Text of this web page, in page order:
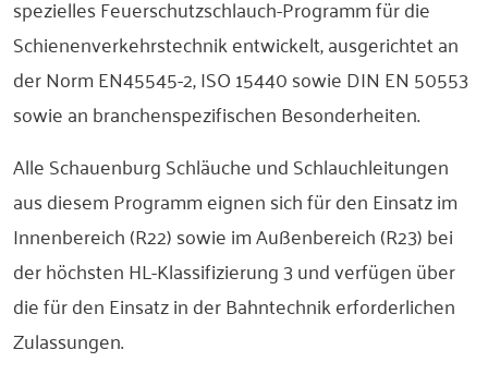
spezielles Feuerschutzschlauch-Programm für die
Schienenverkehrstechnik entwickelt, ausgerichtet an
der Norm EN45545-2, ISO 15440 sowie DIN EN 50553
sowie an branchenspezifischen Besonderheiten.
Alle Schauenburg Schläuche und Schlauchleitungen
aus diesem Programm eignen sich für den Einsatz im
Innenbereich (R22) sowie im Außenbereich (R23) bei
der höchsten HL-Klassifizierung 3 und verfügen über
die für den Einsatz in der Bahntechnik erforderlichen
Zulassungen.